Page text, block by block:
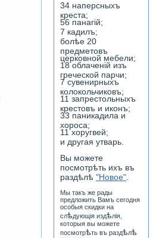
34 наперсныхъ
креста;
56 панагiй;
7 кадилъ;
болѣе 20
предметовъ
церковной мебели;
18 облаченiй изъ
греческой парчи;
7 сувенирныхъ
колокольчиковъ;
11 запрестольныхъ
крестовъ и иконъ;
33 паникадила и
хороса;
11 хоругвей;
и другая утварь.
Вы можете
посмотрѣть ихъ въ
раздѣлѣ "Новое"
Мы такъ же рады
предложить Вамъ сегодня
особыя скидки на
слѣдующiя издѣлiя,
которыя вы можете
посмотрѣть въ раздѣлѣ